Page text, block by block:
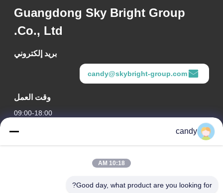
Guangdong Sky Bright Group
Co., Ltd.
بريد إلكتروني
candy@skybright-group.com
وقت العمل
09:00-18:00
عنواننا candy
10:18 AM
Good day, what product are you looking for?